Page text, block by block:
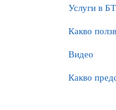
Услуги в
Какво
Видео
Какво